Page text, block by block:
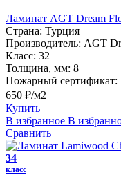
Ламинат AGT Dream
Страна: Турция
Производитель: AGT
Класс: 32
Толщина, мм: 8
Пожарный сертификат:
650 ₽/м2
Купить
В избранное В
Сравнить
34
класс